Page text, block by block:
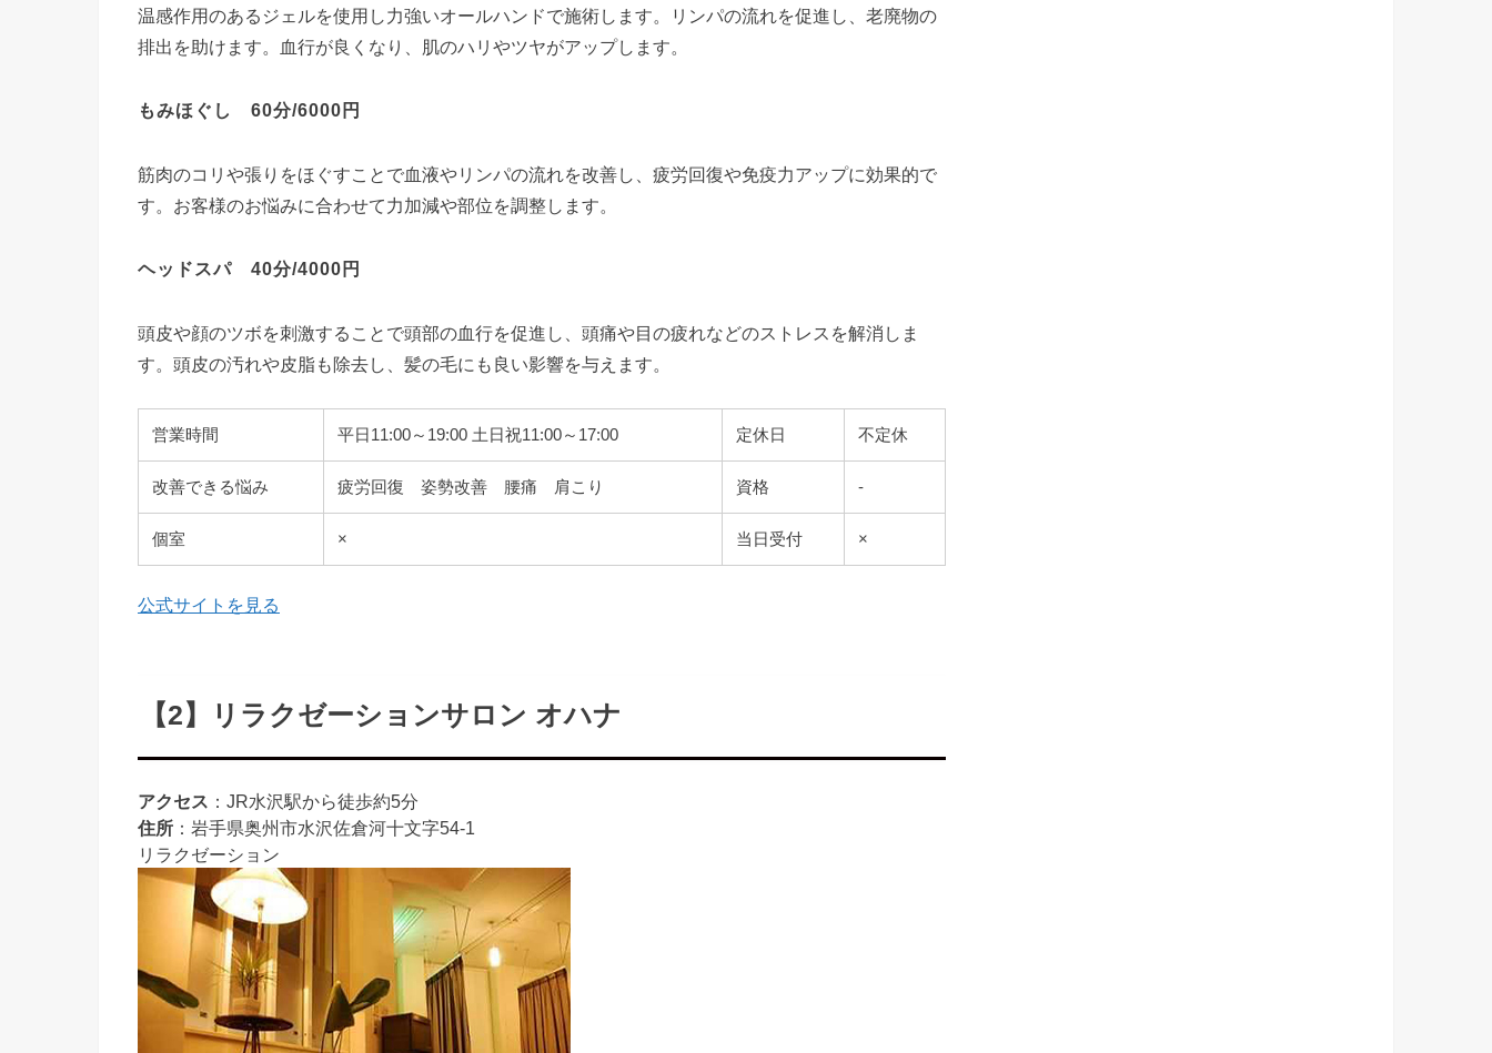
温感作用のあるジェルを使用し力強いオールハンドで施術します。リンパの流れを促進し、老廃物の
排出を助けます。血行が良くなり、肌のハリやツヤがアップします。
もみほぐし 60分/6000円
筋肉のコリや張りをほぐすことで血液やリンパの流れを改善し、疲労回復や免疫力アップに効果的で
す。お客様のお悩みに合わせて力加減や部位を調整します。
ヘッドスパ 40分/4000円
頭皮や顔のツボを刺激することで頭部の血行を促進し、頭痛や目の疲れなどのストレスを解消しま
す。頭皮の汚れや皮脂も除去し、髪の毛にも良い影響を与えます。
営業時間 平日11:00～19:00 土日祝11:00～17:00 定休日 不定休
改善できる悩み 疲労回復 姿勢改善 腰痛 肩こり 資格 -
個室 × 当日受付 ×
公式サイトを見る
【2】リラクゼーションサロン オハナ
アクセス ：JR水沢駅から徒歩約5分
住所 ：岩手県奥州市水沢佐倉河十文字54-1
リラクゼーション